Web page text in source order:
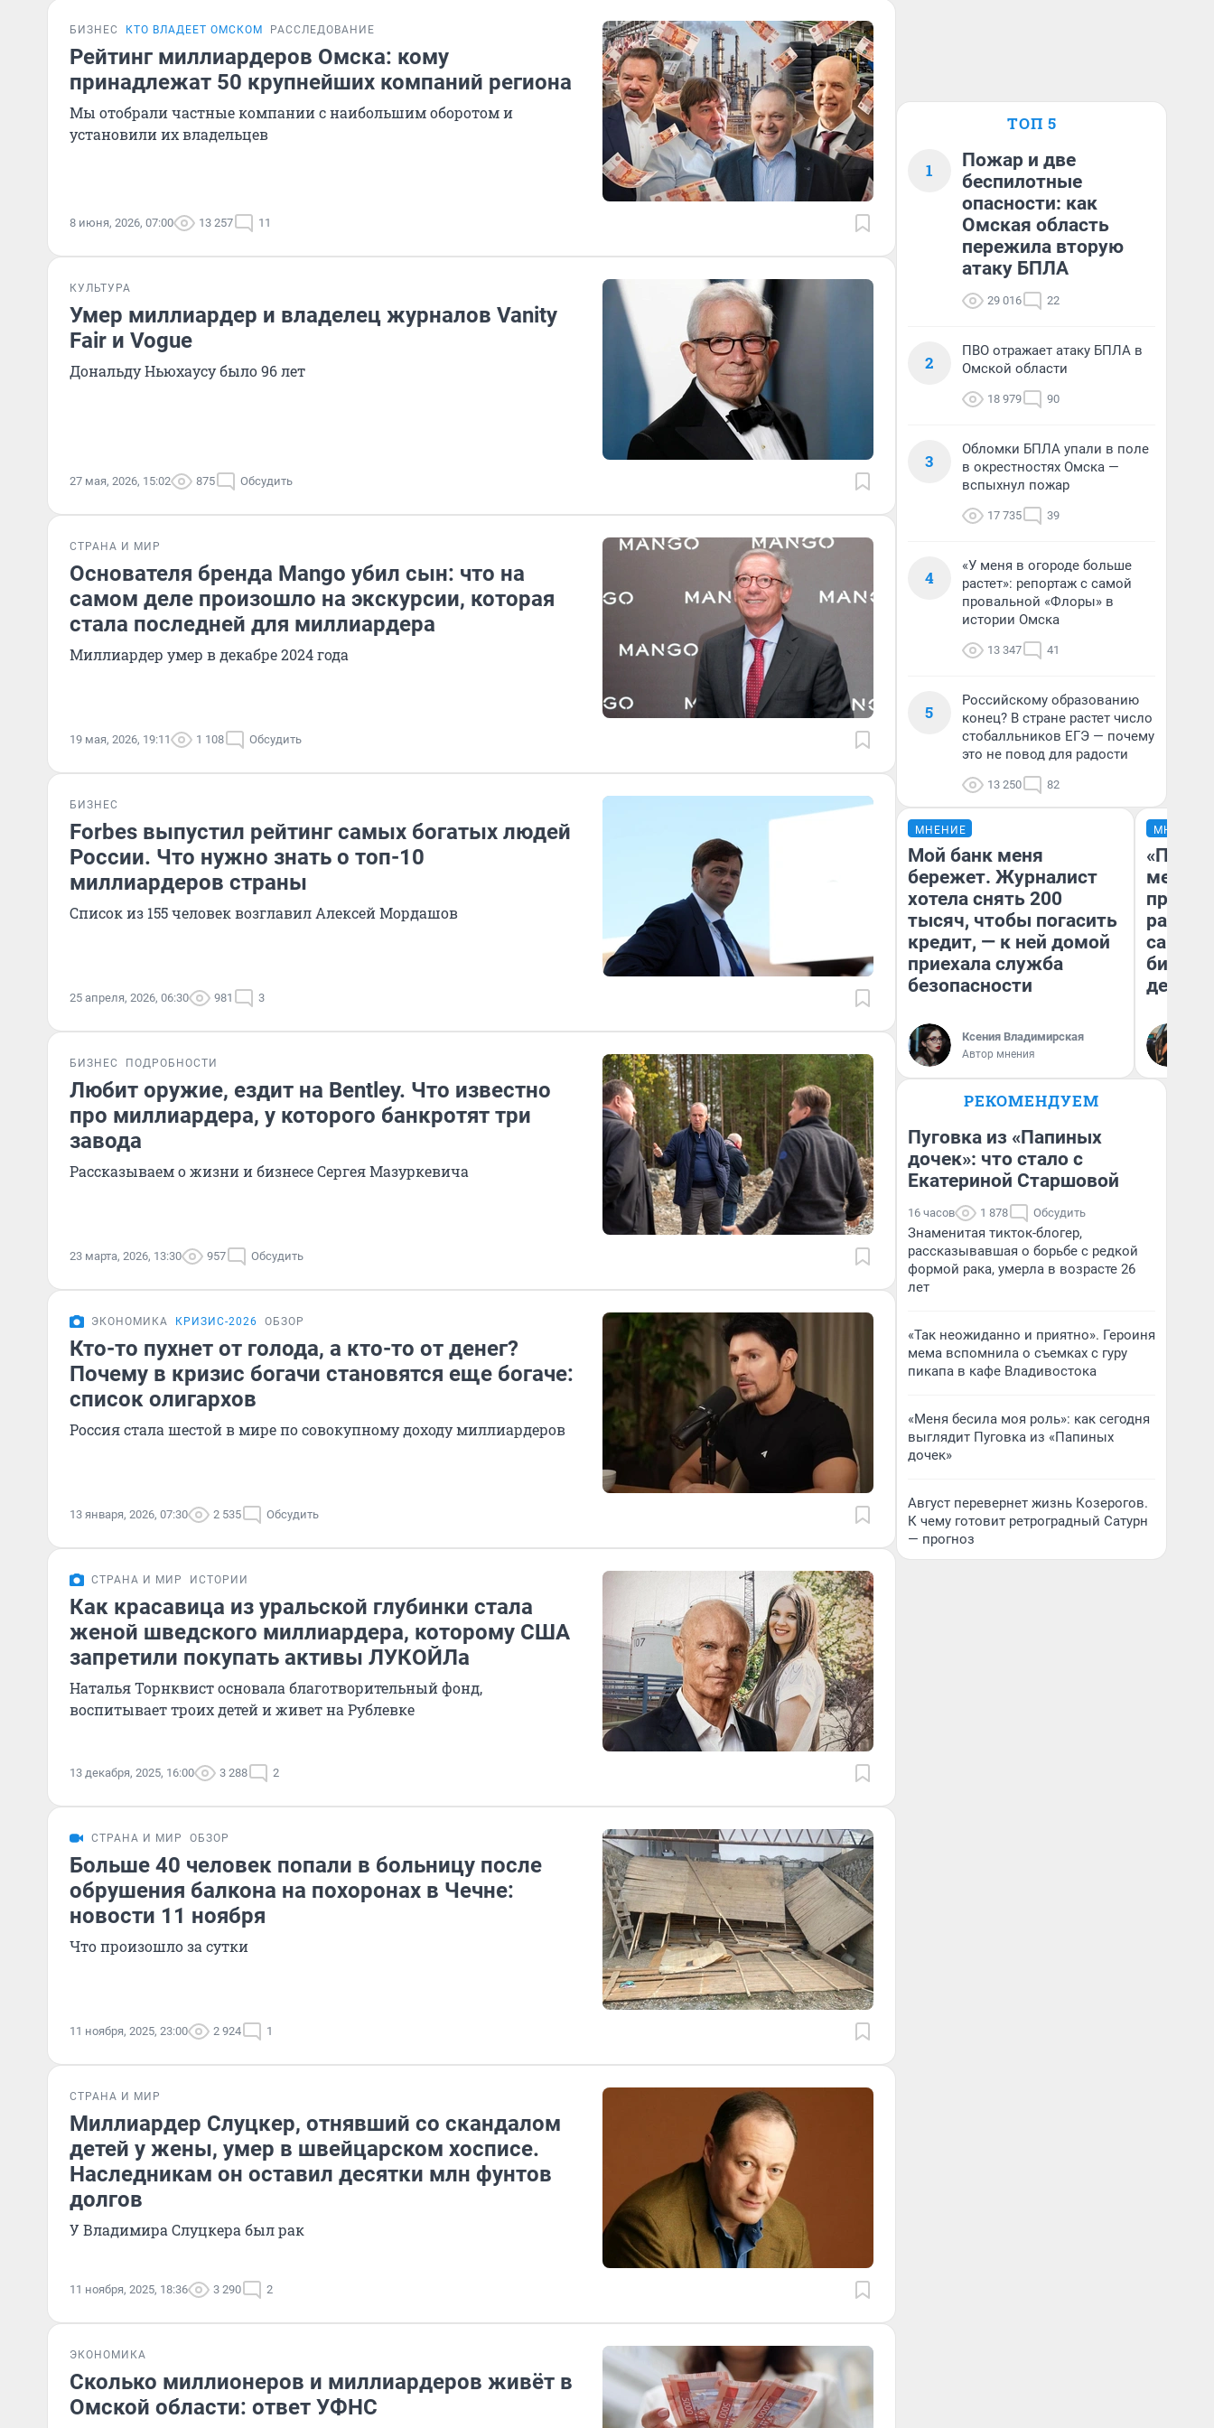
БИЗНЕС КТО ВЛАДЕЕТ ОМСКОМ РАССЛЕДОВАНИЕ
Рейтинг миллиардеров Омска: кому
принадлежат 50 крупнейших компаний региона
Мы отобрали частные компании с наибольшим оборотом и
установили их владельцев
8 июня, 2026, 07:00 13 257 11
КУЛЬТУРА
Умер миллиардер и владелец журналов Vanity
Fair и Vogue
Дональду Ньюхаусу было 96 лет
27 мая, 2026, 15:02 875 Обсудить
СТРАНА И МИР
Основателя бренда Mango убил сын: что на
самом деле произошло на экскурсии, которая
стала последней для миллиардера
Миллиардер умер в декабре 2024 года
19 мая, 2026, 19:11 1 108 Обсудить
БИЗНЕС
Forbes выпустил рейтинг самых богатых людей
России. Что нужно знать о топ-10
миллиардеров страны
Список из 155 человек возглавил Алексей Мордашов
25 апреля, 2026, 06:30 981 3
БИЗНЕС ПОДРОБНОСТИ
Любит оружие, ездит на Bentley. Что известно
про миллиардера, у которого банкротят три
завода
Рассказываем о жизни и бизнесе Сергея Мазуркевича
23 марта, 2026, 13:30 957 Обсудить
ЭКОНОМИКА КРИЗИС-2026 ОБЗОР
Кто-то пухнет от голода, а кто-то от денег?
Почему в кризис богачи становятся еще богаче:
список олигархов
Россия стала шестой в мире по совокупному доходу миллиардеров
13 января, 2026, 07:30 2 535 Обсудить
СТРАНА И МИР ИСТОРИИ
Как красавица из уральской глубинки стала
женой шведского миллиардера, которому США
запретили покупать активы ЛУКОЙЛа
Наталья Торнквист основала благотворительный фонд,
воспитывает троих детей и живет на Рублевке
13 декабря, 2025, 16:00 3 288 2
СТРАНА И МИР ОБЗОР
Больше 40 человек попали в больницу после
обрушения балкона на похоронах в Чечне:
новости 11 ноября
Что произошло за сутки
11 ноября, 2025, 23:00 2 924 1
СТРАНА И МИР
Миллиардер Слуцкер, отнявший со скандалом
детей у жены, умер в швейцарском хосписе.
Наследникам он оставил десятки млн фунтов
долгов
У Владимира Слуцкера был рак
11 ноября, 2025, 18:36 3 290 2
ЭКОНОМИКА
Сколько миллионеров и миллиардеров живёт в
Омской области: ответ УФНС
ТОП 5
1
Пожар и две
беспилотные
опасности: как
Омская область
пережила вторую
атаку БПЛА
29 016 22
2
ПВО отражает атаку БПЛА в
Омской области
18 979 90
3
Обломки БПЛА упали в поле
в окрестностях Омска —
вспыхнул пожар
17 735 39
4
«У меня в огороде больше
растет»: репортаж с самой
провальной «Флоры» в
истории Омска
13 347 41
5
Российскому образованию
конец? В стране растет число
стобалльников ЕГЭ — почему
это не повод для радости
13 250 82
МНЕНИЕ
Мой банк меня
бережет. Журналист
хотела снять 200
тысяч, чтобы погасить
кредит, — к ней домой
приехала служба
безопасности
Ксения Владимирская
Автор мнения
МНЕНИЕ
самом
РЕКОМЕНДУЕМ
Пуговка из «Папиных
дочек»: что стало с
Екатериной Старшовой
16 часов 1 878 Обсудить
Знаменитая тикток-блогер,
рассказывавшая о борьбе с редкой
формой рака, умерла в возрасте 26
лет
«Так неожиданно и приятно». Героиня
мема вспомнила о съемках с гуру
пикапа в кафе Владивостока
«Меня бесила моя роль»: как сегодня
выглядит Пуговка из «Папиных
дочек»
Август перевернет жизнь Козерогов.
К чему готовит ретроградный Сатурн
— прогноз